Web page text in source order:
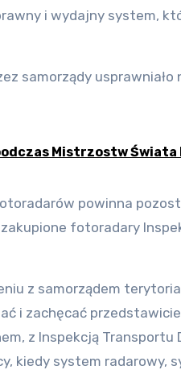
i wydajny system,
samorządy
Mistrzostw Świata
powinna
fotoradary
z samorządem
i zachęcać
z Inspekcją Transportu
kiedy system radarowy,